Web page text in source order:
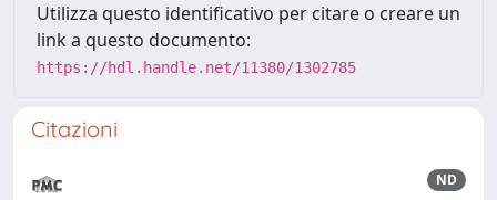
Utilizza questo identificativo per citare o creare un
link a questo documento:
https://hdl.handle.net/11380/1302785
Citazioni
ND